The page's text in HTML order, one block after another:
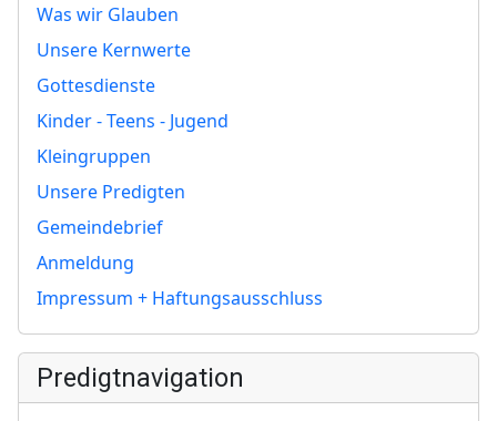
Was wir Glauben
Unsere Kernwerte
Gottesdienste
Kinder - Teens - Jugend
Kleingruppen
Unsere Predigten
Gemeindebrief
Anmeldung
Impressum + Haftungsausschluss
Predigtnavigation